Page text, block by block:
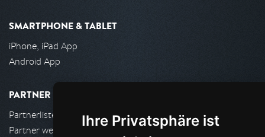
Ihre Privatsphäre ist
SMARTPHONE & TABLET
iPhone, iPad App
Android App
PARTNER
Partnerliste
Partner werden